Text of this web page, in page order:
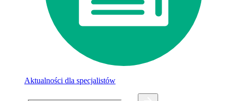
Aktualności dla specjalistów